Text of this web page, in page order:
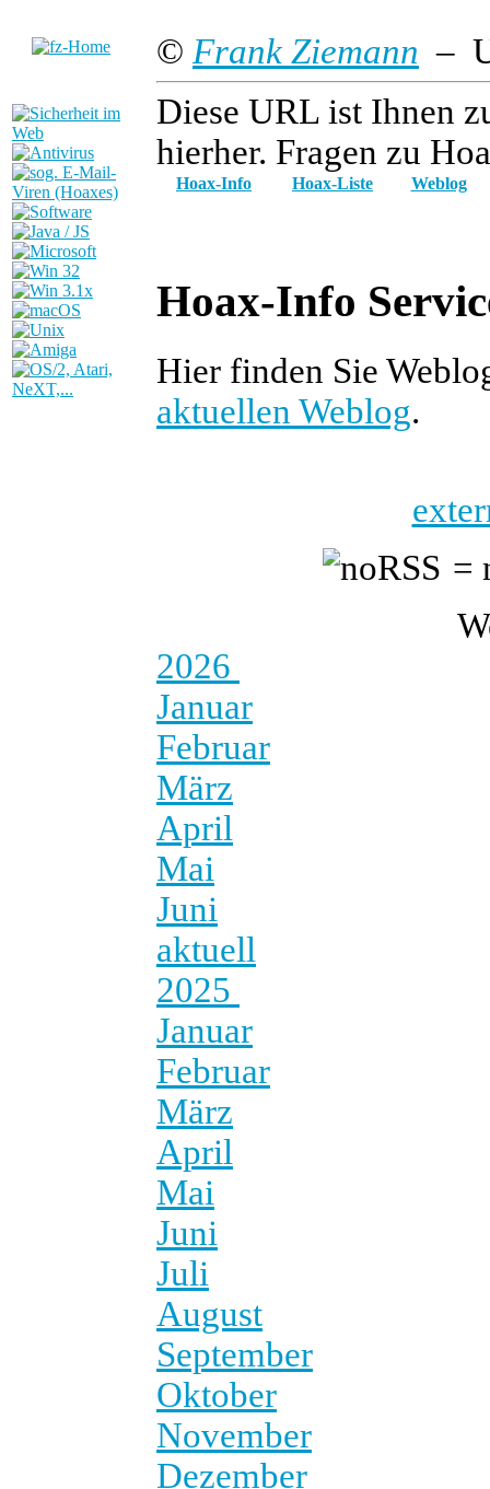
© Frank Ziemann –
Diese URL ist Ihnen
hierher. Fragen zu
Hoax-Info Hoax-Liste Weblog
Hoax-Info
Hier finden Sie
aktuellen Weblog.
=
2026
Januar
Februar
März
April
Mai
Juni
aktuell
2025
Januar
Februar
März
April
Mai
Juni
Juli
August
September
Oktober
November
Dezember